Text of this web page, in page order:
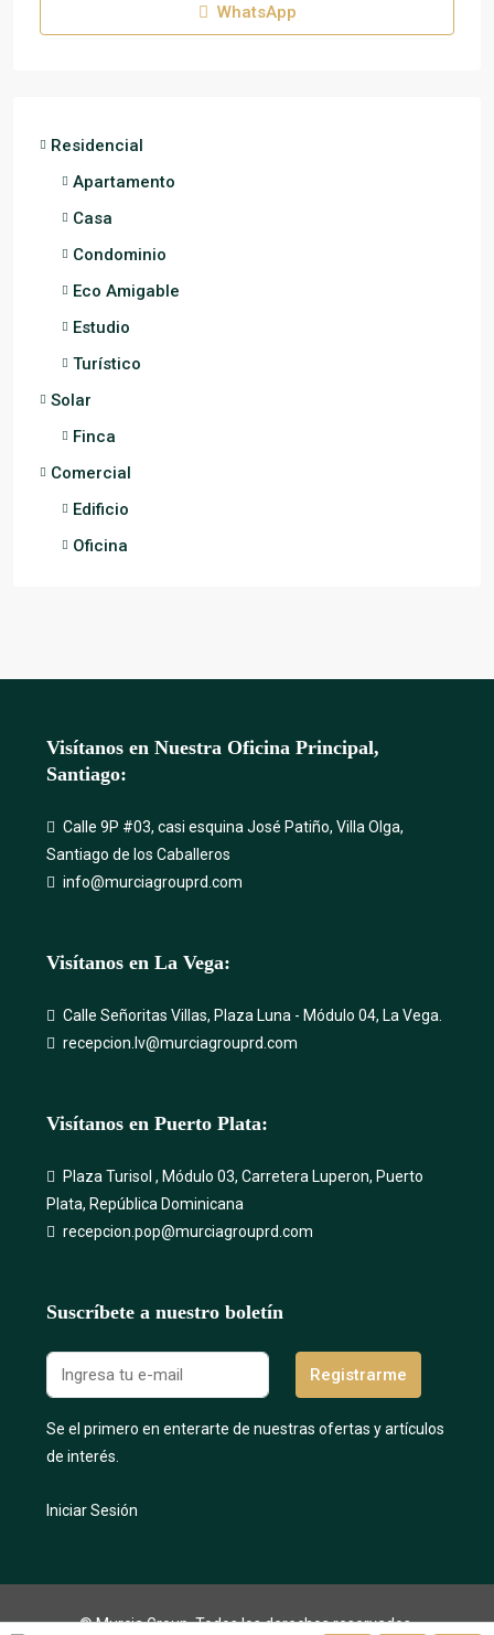
WhatsApp
Residencial
Apartamento
Casa
Condominio
Eco Amigable
Estudio
Turístico
Solar
Finca
Comercial
Edificio
Oficina
Visítanos en Nuestra Oficina Principal,
Santiago:
Calle 9P #03, casi esquina José Patiño, Villa Olga,
Santiago de los Caballeros
info@murciagrouprd.com
Visítanos en La Vega:
Calle Señoritas Villas, Plaza Luna - Módulo 04, La Vega.
recepcion.lv@murciagrouprd.com
Visítanos en Puerto Plata:
Plaza Turisol , Módulo 03, Carretera Luperon, Puerto
Plata, República Dominicana
recepcion.pop@murciagrouprd.com
Suscríbete a nuestro boletín
Registrarme
Se el primero en enterarte de nuestras ofertas y artículos
de interés.
Iniciar Sesión
© Murcia Group, Todos los derechos reservados.